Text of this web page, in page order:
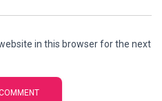
in this browser for the next